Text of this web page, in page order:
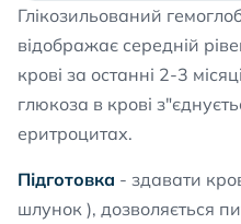
Глікозильований
відображає середній
крові за останні 2-3
глюкоза в крові
еритроцитах.
Підготовка - здавати
шлунок ), дозволяється